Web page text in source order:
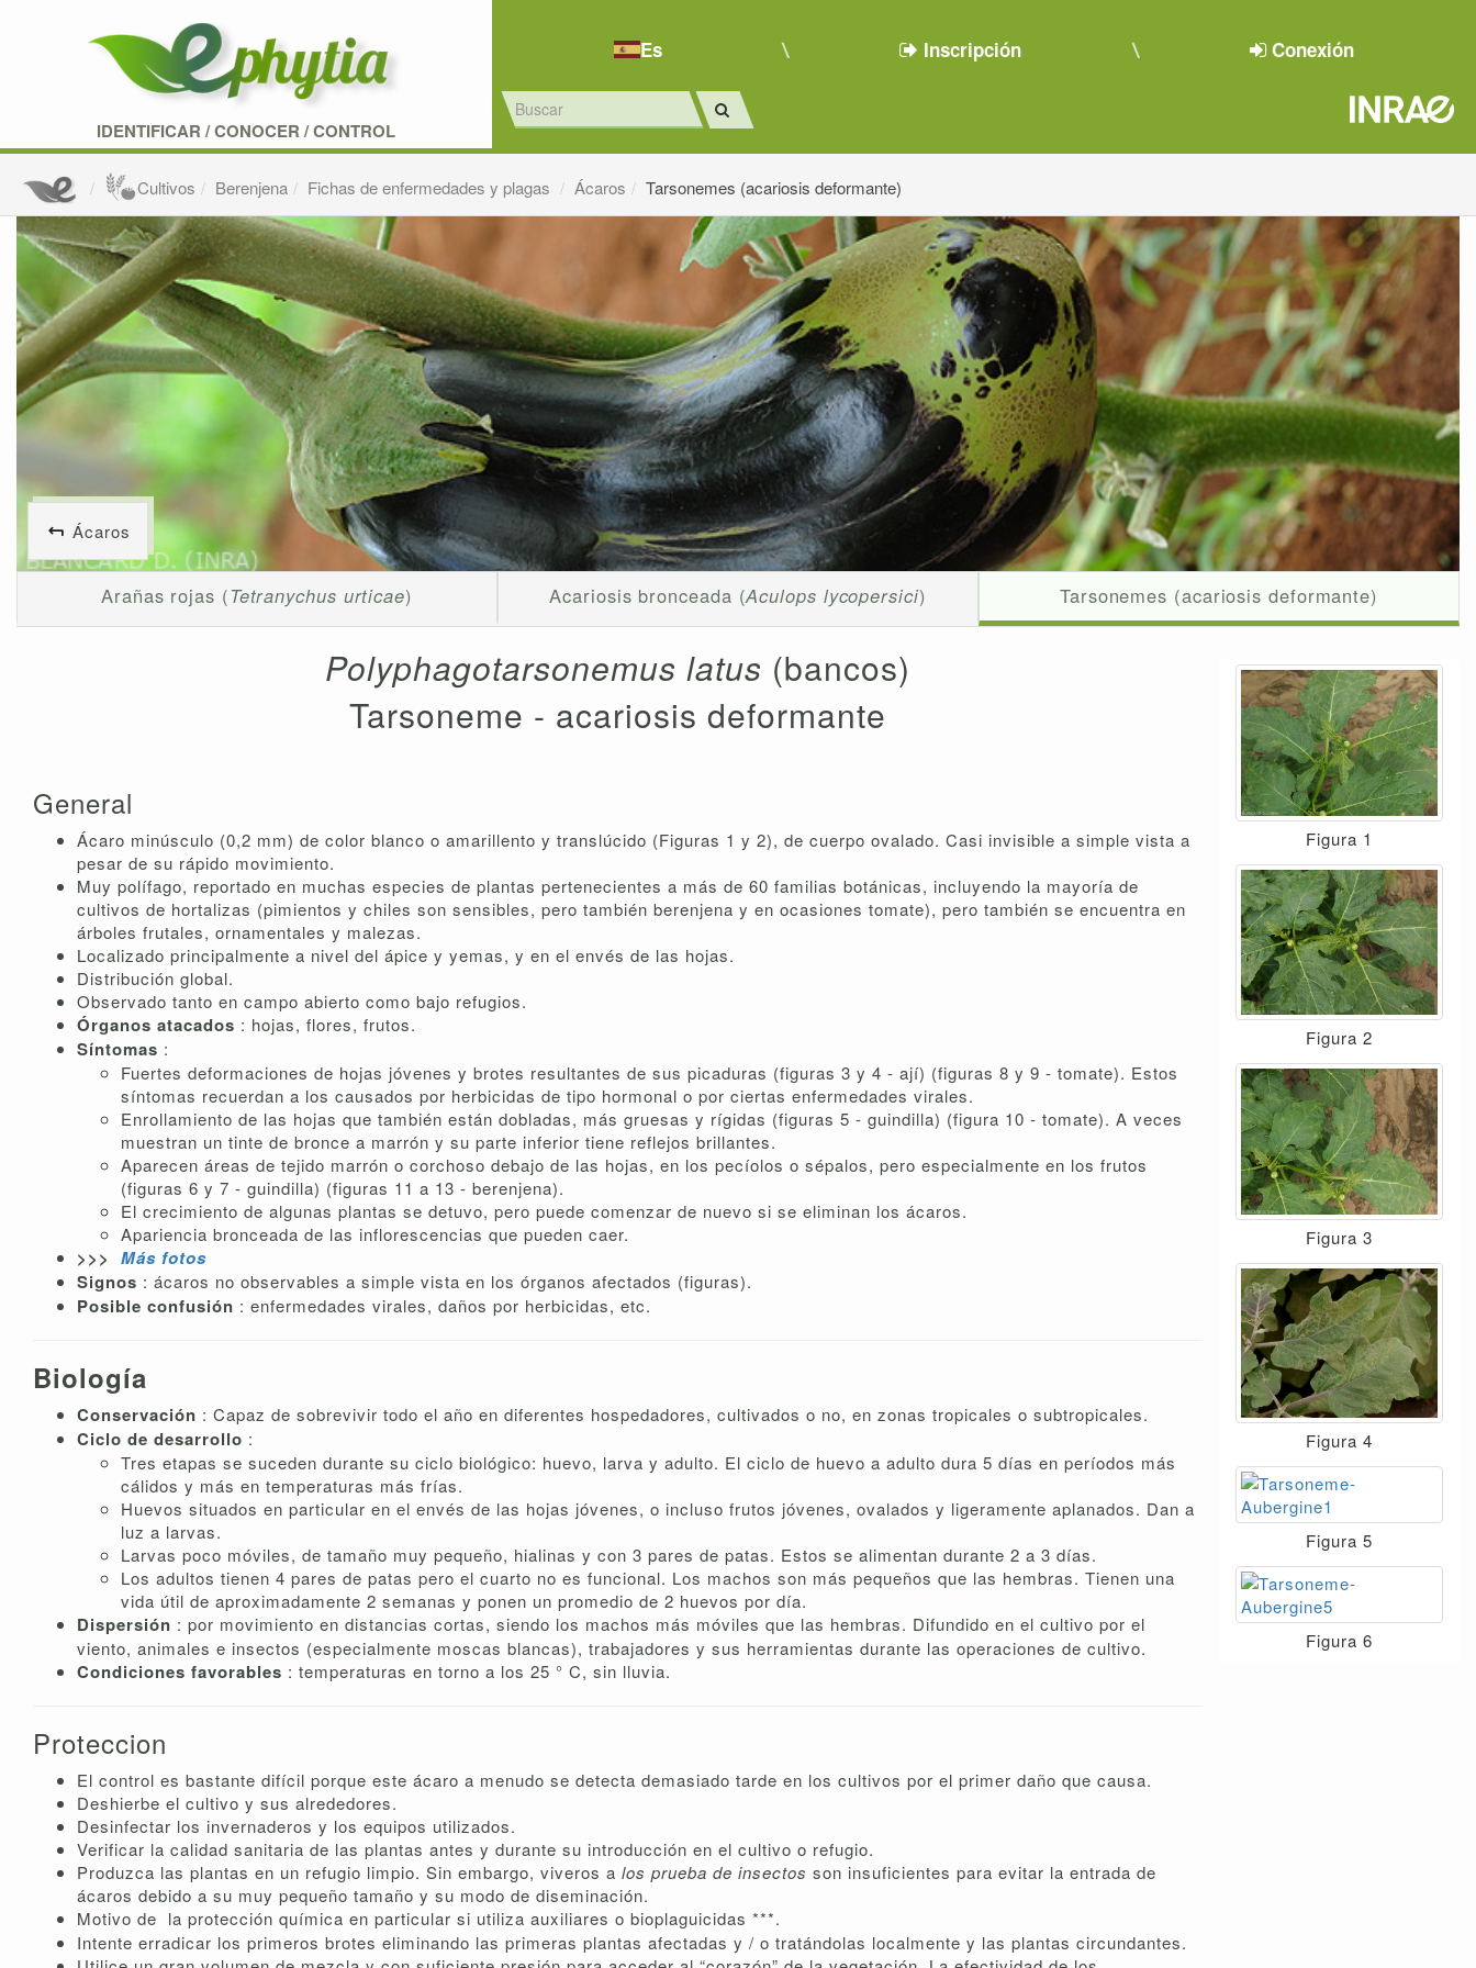
IDENTIFICAR /CONOCER /CONTROL
Es Inscripción Conexión
Cultivos Berenjena Fichas de enfermedades y plagas Ácaros Tarsonemes (acariosis deformante)
Ácaros
Arañas rojas (Tetranychus urticae) Acariosis bronceada (Aculops lycopersici) Tarsonemes (acariosis deformante)
Polyphagotarsonemus latus (bancos)
Tarsoneme - acariosis deformante
General
Ácaro minúsculo (0,2 mm) de color blanco o amarillento y translúcido (Figuras 1 y 2), de cuerpo ovalado. Casi invisible a simple vista a
pesar de su rápido movimiento.
Muy polífago, reportado en muchas especies de plantas pertenecientes a más de 60 familias botánicas, incluyendo la mayoría de
cultivos de hortalizas (pimientos y chiles son sensibles, pero también berenjena y en ocasiones tomate), pero también se encuentra en
árboles frutales, ornamentales y malezas.
Localizado principalmente a nivel del ápice y yemas, y en el envés de las hojas.
Distribución global.
Observado tanto en campo abierto como bajo refugios.
Órganos atacados : hojas, flores, frutos.
Síntomas :
Fuertes deformaciones de hojas jóvenes y brotes resultantes de sus picaduras (figuras 3 y 4 - ají) (figuras 8 y 9 - tomate). Estos
síntomas recuerdan a los causados ​​por herbicidas de tipo hormonal o por ciertas enfermedades virales.
Enrollamiento de las hojas que también están dobladas, más gruesas y rígidas (figuras 5 - guindilla) (figura 10 - tomate). A veces
muestran un tinte de bronce a marrón y su parte inferior tiene reflejos brillantes.
Aparecen áreas de tejido marrón o corchoso debajo de las hojas, en los pecíolos o sépalos, pero especialmente en los frutos
(figuras 6 y 7 - guindilla) (figuras 11 a 13 - berenjena).
El crecimiento de algunas plantas se detuvo, pero puede comenzar de nuevo si se eliminan los ácaros.
Apariencia bronceada de las inflorescencias que pueden caer.
>>> Más fotos
Signos : ácaros no observables a simple vista en los órganos afectados (figuras).
Posible confusión : enfermedades virales, daños por herbicidas, etc.
Biología
Conservación : Capaz de sobrevivir todo el año en diferentes hospedadores, cultivados o no, en zonas tropicales o subtropicales.
Ciclo de desarrollo :
Tres etapas se suceden durante su ciclo biológico: huevo, larva y adulto. El ciclo de huevo a adulto dura 5 días en períodos más
cálidos y más en temperaturas más frías.
Huevos situados en particular en el envés de las hojas jóvenes, o incluso frutos jóvenes, ovalados y ligeramente aplanados. Dan a
luz a larvas.
Larvas poco móviles, de tamaño muy pequeño, hialinas y con 3 pares de patas. Estos se alimentan durante 2 a 3 días.
Los adultos tienen 4 pares de patas pero el cuarto no es funcional. Los machos son más pequeños que las hembras. Tienen una
vida útil de aproximadamente 2 semanas y ponen un promedio de 2 huevos por día.
Dispersión : por movimiento en distancias cortas, siendo los machos más móviles que las hembras. Difundido en el cultivo por el
viento, animales e insectos (especialmente moscas blancas), trabajadores y sus herramientas durante las operaciones de cultivo.
Condiciones favorables : temperaturas en torno a los 25 ° C, sin lluvia.
Proteccion
El control es bastante difícil porque este ácaro a menudo se detecta demasiado tarde en los cultivos por el primer daño que causa.
Deshierbe el cultivo y sus alrededores.
Desinfectar los invernaderos y los equipos utilizados.
Verificar la calidad sanitaria de las plantas antes y durante su introducción en el cultivo o refugio.
Produzca las plantas en un refugio limpio. Sin embargo, viveros a los prueba de insectos son insuficientes para evitar la entrada de
ácaros debido a su muy pequeño tamaño y su modo de diseminación.
Motivo de la protección química en particular si utiliza auxiliares o bioplaguicidas ***.
Intente erradicar los primeros brotes eliminando las primeras plantas afectadas y / o tratándolas localmente y las plantas circundantes.
Figura 1
Figura 2
Figura 3
Figura 4
Figura 5
Figura 6